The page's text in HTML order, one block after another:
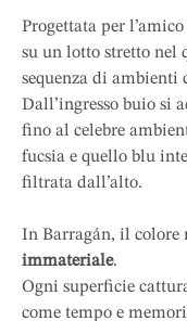
Progettata per
su un lotto stretto nel
sequenza di ambienti
Dall’ingresso buio si
fino al celebre
fucsia e quello blu
filtrata dall’alto.
In Barragán, il colore
immateriale.
Ogni superficie
come tempo e